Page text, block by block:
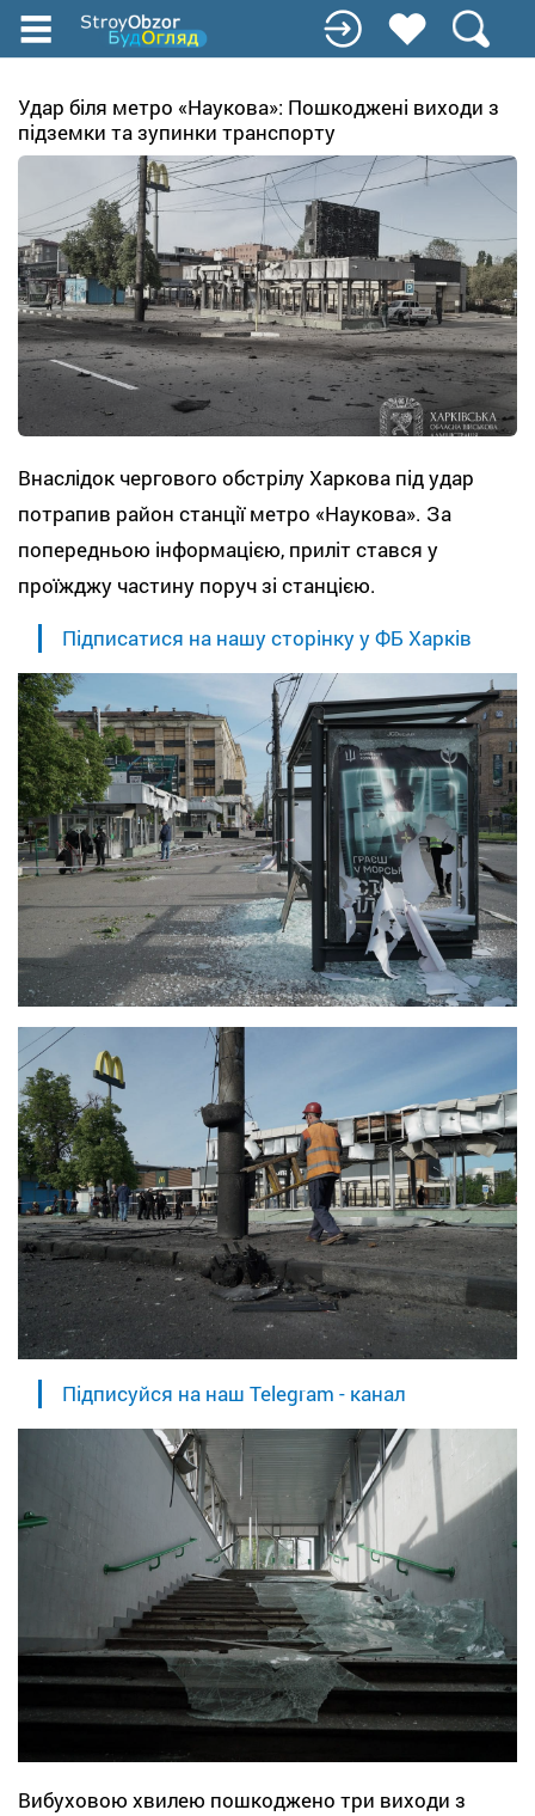
Перейти
до
вмісту
Удар біля метро «Наукова»: Пошкоджені виходи з
підземки та зупинки транспорту
Внаслідок чергового обстрілу Харкова під удар
потрапив район станції метро «Наукова». За
попередньою інформацією, приліт стався у
проїжджу частину поруч зі станцією.
Підписатися на нашу сторінку у ФБ Харків
Підписуйся на наш Telegram - канал
Вибуховою хвилею пошкоджено три виходи з